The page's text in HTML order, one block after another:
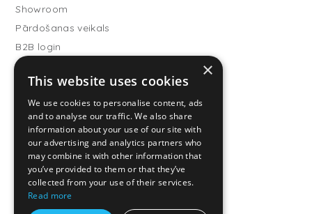
Showroom
Pārdošanas veikals
B2B login
Buitenslaapzakken
Become wholesale partner
Customer service
FAQ
Atgriešana
Maksāšanas metodes
Regulamin
×
This website uses cookies
We use cookies to personalise content, ads
and to analyse our traffic. We also share
information about your use of our site with
our advertising and analytics partners who
may combine it with other information that
you’ve provided to them or that they’ve
collected from your use of their services.
Read more